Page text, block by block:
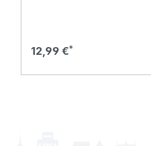
Regulärer Preis:
12,99 €